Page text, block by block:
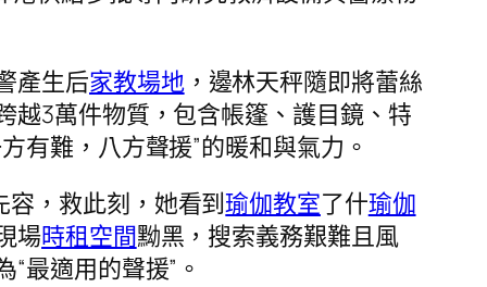
產生后家教場地，邊林天秤隨即將蕾絲
越3萬件物質，包含帳篷、護目鏡、特
有難，八方聲援”的暖和與氣力。
容，救此刻，她看到瑜伽教室了什瑜伽
場時租空間黝黑，搜索義務艱難且風
最適用的聲援”。